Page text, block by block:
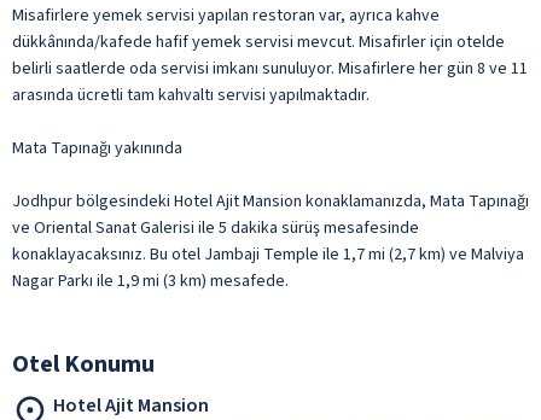
Misafirlere yemek servisi yapılan restoran var, ayrıca kahve
dükkânında/kafede hafif yemek servisi mevcut. Misafirler için otelde
belirli saatlerde oda servisi imkanı sunuluyor. Misafirlere her gün 8 ve 11
arasında ücretli tam kahvaltı servisi yapılmaktadır.
Mata Tapınağı yakınında
Jodhpur bölgesindeki Hotel Ajit Mansion konaklamanızda, Mata Tapınağı
ve Oriental Sanat Galerisi ile 5 dakika sürüş mesafesinde
konaklayacaksınız. Bu otel Jambaji Temple ile 1,7 mi (2,7 km) ve Malviya
Nagar Parkı ile 1,9 mi (3 km) mesafede.
Otel Konumu
Hotel Ajit Mansion